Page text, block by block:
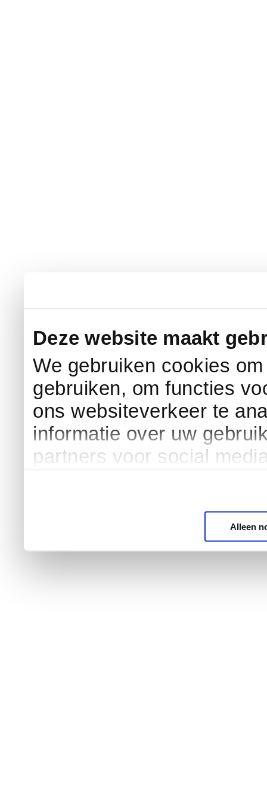
Deze website maakt
We gebruiken cookies
gebruiken, om functies
ons websiteverkeer te
informatie over uw
partners voor social
Alleen